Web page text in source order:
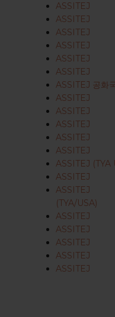
ASSITEJ
ASSITEJ
ASSITEJ
ASSITEJ
ASSITEJ
ASSITEJ
ASSITEJ 공화
ASSITEJ
ASSITEJ
ASSITEJ
ASSITEJ
ASSITEJ
ASSITEJ (TYA
ASSITEJ
ASSITEJ
(TYA/USA)
ASSITEJ
ASSITEJ
ASSITEJ
ASSITEJ
ASSITEJ